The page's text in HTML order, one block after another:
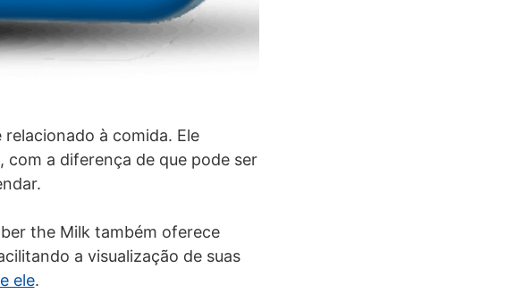
à comida. Ele
a diferença de que pode ser
the Milk também oferece
a visualização de suas
ele.